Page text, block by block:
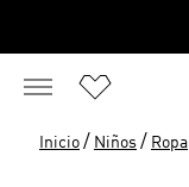
Inicio / Niños / Ropa